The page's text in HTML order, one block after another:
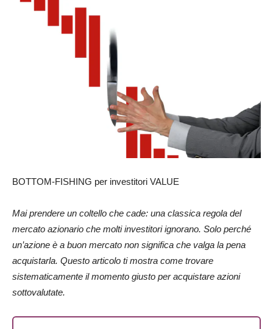
BOTTOM-FISHING per investitori VALUE
Mai prendere un coltello che cade: una classica regola del
mercato azionario che molti investitori ignorano. Solo perché
un’azione è a buon mercato non significa che valga la pena
acquistarla. Questo articolo ti mostra come trovare
sistematicamente il momento giusto per acquistare azioni
sottovalutate.